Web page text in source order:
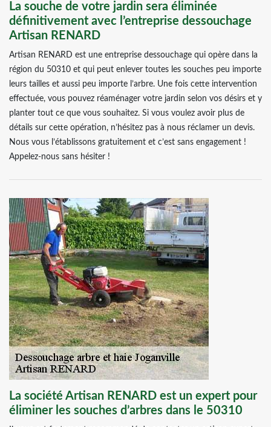
La souche de votre jardin sera éliminée
définitivement avec l’entreprise dessouchage
Artisan RENARD
Artisan RENARD est une entreprise dessouchage qui opère dans la
région du 50310 et qui peut enlever toutes les souches peu importe
leurs tailles et aussi peu importe l’arbre. Une fois cette intervention
effectuée, vous pouvez réaménager votre jardin selon vos désirs et y
planter tout ce que vous souhaitez. Si vous voulez avoir plus de
détails sur cette opération, n’hésitez pas à nous réclamer un devis.
Nous vous l’établissons gratuitement et c’est sans engagement !
Appelez-nous sans hésiter !
La société Artisan RENARD est un expert pour
éliminer les souches d’arbres dans le 50310